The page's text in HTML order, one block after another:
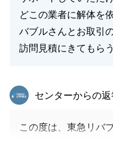
どこの業者に解体を
バブルさんとお取引
訪問見積にきてもら
東急リバブル
センターからの返
この度は、東急リバ